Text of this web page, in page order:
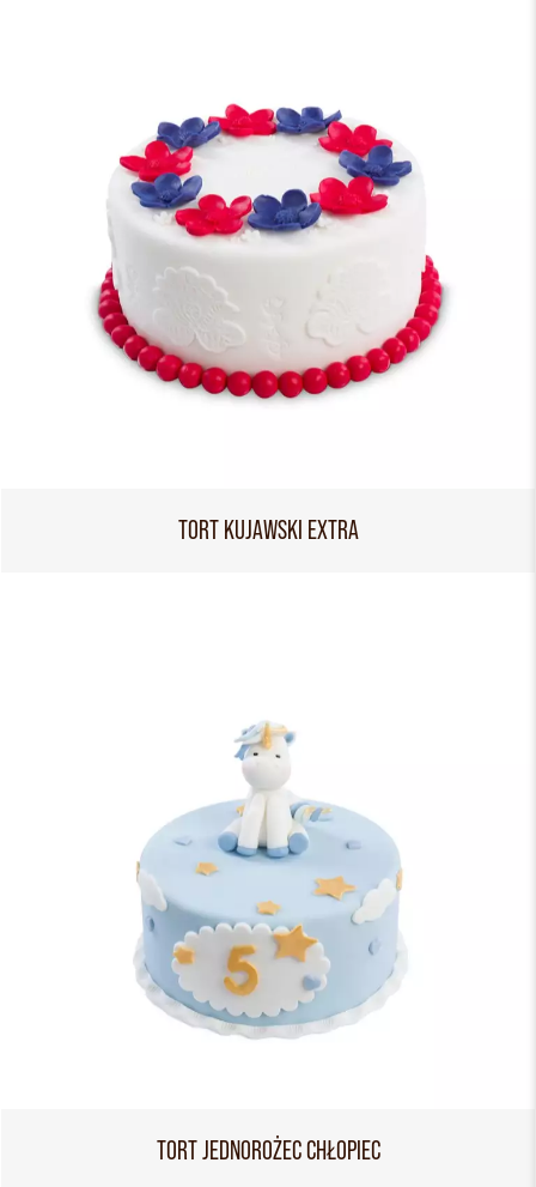
TORT KUJAWSKI EXTRA
TORT JEDNOROŻEC CHŁOPIEC